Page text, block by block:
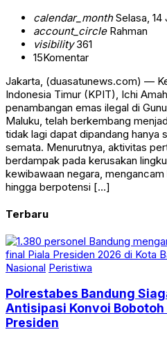
calendar_monthSelasa, 14
account_circleRahman
visibility361
15Komentar
Jakarta, (duasatunews.com) —
Indonesia Timur (KPIT), Ichi
penambangan emas ilegal di
Maluku, telah berkembang
tidak lagi dapat dipandang hanya
semata. Menurutnya, aktivitas
berdampak pada kerusakan
kewibawaan negara,
hingga berpotensi […]
Terbaru
Nasional Peristiwa
Polrestabes Bandung
Antisipasi Konvoi Bobotoh
Presiden